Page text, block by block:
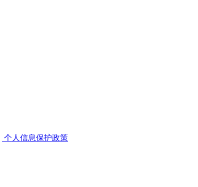
个人信息保护政策